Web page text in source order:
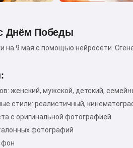
Днём Победы
на 9 мая с помощью нейросети.
женский, мужской, детский,
стили: реалистичный,
с оригинальной фотографией
фотографий
фон
волшебные
на ночь для ваших детей
🌟